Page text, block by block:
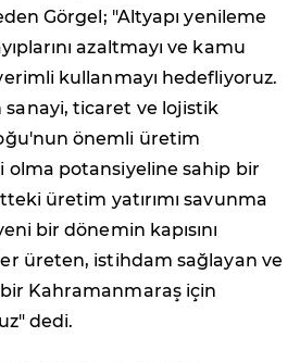
Görgel; "Altyapı yenileme
azaltmayı ve kamu
kullanmayı hedefliyoruz.
sanayi, ticaret ve lojistik
önemli üretim
olma potansiyeline sahip bir
üretim yatırımı savunma
bir dönemin kapısını
üreten, istihdam sağlayan ve
Kahramanmaraş için
dedi.